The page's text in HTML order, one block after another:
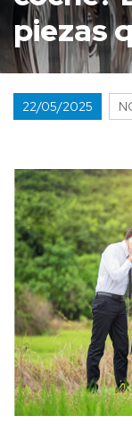
piezas
22/05/2025